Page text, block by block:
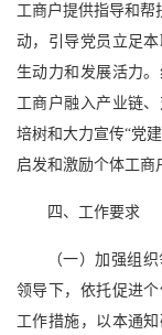
工商户提供指导和帮
动，引导党员立足
生动力和发展活力
工商户融入产业链
培树和大力宣传“党
启发和激励个体工商
四、工作要求
（一）加强组
领导下，依托促进
工作措施，以本通